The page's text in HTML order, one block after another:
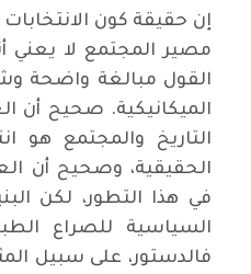
إن حقيقة كون
مصير المجتمع لا يعني
القول مبالغة واضحة
الميكانيكية. صحيح أن
التاريخ والمجتمع هو
الحقيقية، وصحيح أن
في هذا التطور، لكن
السياسية للصراع
فالدستور، على سبيل